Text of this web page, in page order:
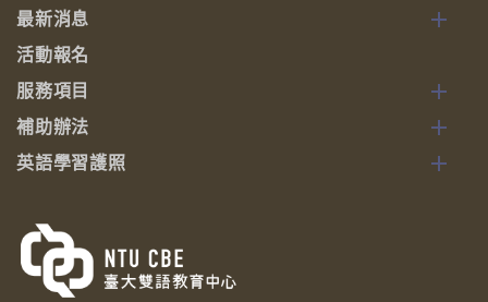
最新消息
活動報名
服務項目
補助辦法
英語學習護照